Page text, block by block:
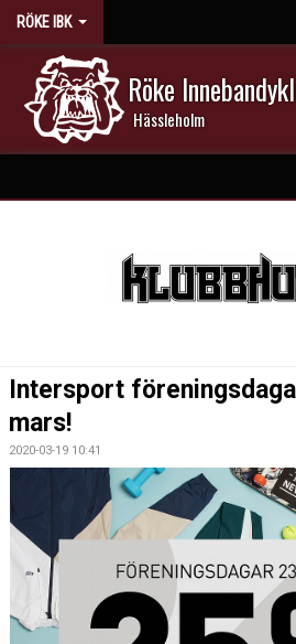
RÖKE IBK
Röke
Hässleholm
MATCHER
MEDLEMSKAP
KONTAKTER
Intersport
mars!
2020-03-19 10:41